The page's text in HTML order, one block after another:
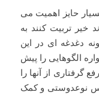
حایز اهمیت می
خیر تربیت کنند به
دغدغه ای در این
الگوهایی را پیش
گرفتاری از آنها را
نوعدوستی و کمک